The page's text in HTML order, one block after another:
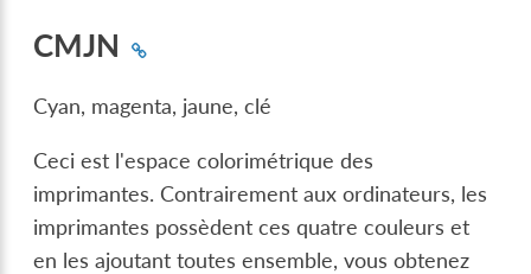
CMJN
Cyan, magenta, jaune, clé
Ceci est l'espace colorimétrique des
imprimantes. Contrairement aux ordinateurs, les
imprimantes possèdent ces quatre couleurs et
en les ajoutant toutes ensemble, vous obtenez